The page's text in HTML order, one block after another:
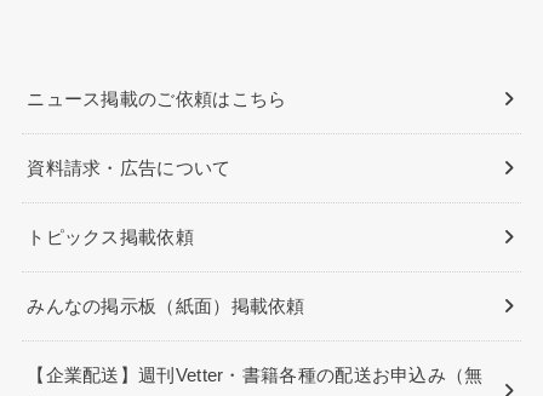
ニュース掲載のご依頼はこちら
資料請求・広告について
トピックス掲載依頼
みんなの掲示板（紙面）掲載依頼
【企業配送】週刊Vetter・書籍各種の配送お申込み（無